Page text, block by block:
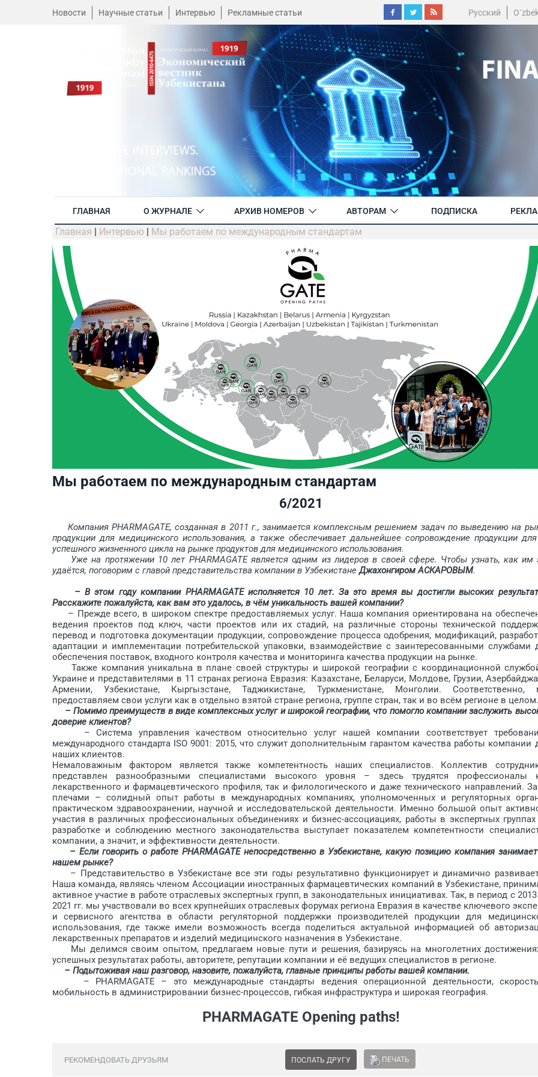
Новости Научные статьи Интервью Рекламные статьи Русский
ГЛАВНАЯ О ЖУРНАЛЕ АРХИВ НОМЕРОВ АВТОРАМ ПОДПИСКА
Главная | Интервью | Мы работаем по международным стандартам
Мы работаем по международным стандартам
6/2021
Компания PHARMAGATE, соз­данная в 2011 г., занимается комплексным решением задач по выведению на
продукции для медицинского использования, а также обеспечивает дальнейшее сопровождение продукции
успешного жизненного цикла на рынке продуктов для медицинского использования.
Уже на протяжении 10 лет PHARMAGATE является одним из лидеров в своей сфере. Чтобы узнать, как им
удаётся, пого­ворим с главой представитель­ства компании в Узбекистане­Джахонгиром АСКАРОВЫМ.
– В этом году компании PHARMAGATE исполняется 10 лет. За это время вы достигли высоких
Расскажите пожалуйста, как вам это удалось, в чём уникальность вашей компании?
– Прежде всего, в широком спект­ре предоставляемых услуг. Наша компания ориентирована на
ведения проектов под ключ, части проектов или их стадий, на различные стороны технической
перевод и подготовка документации продукции, сопровождение процесса одобрения, модификаций,
адаптации и имплементации потребительской упаковки, взаимодействие с заинтересованными службами
обеспечения поставок, входного конт­роля качества и мониторинга качества продукции на рынке.
Также компания уникальна в плане своей структуры и широкой географии с координационной
Украине и представителями в 11 странах региона Евразия: Казахстане, Беларуси, Молдове, Грузии,
Армении, Узбекистане, Кыргызстане, Таджикистане, Туркменистане, Монголии. Соответственно,
предоставляем свои услуги как в отдельно взятой стране региона, группе стран, так и во всём регионе в целом.
– Помимо преимуществ в виде комплексных услуг и широкой гео­графии, что помогло компании заслужить
доверие клиентов?
– Система управления качеством относительно услуг нашей компании соответствует
международного стандарта ISO 9001: 2015, что служит дополнительным гарантом качества работы компании
наших клиентов.
Немаловажным фактором является также компетентность наших специалистов. Коллектив
представлен разнообразными специалистами высокого уровня – здесь трудятся профессионалы
лекарственного и фармацевтического профиля, так и филологического и даже технического направлений.
плечами – солидный опыт работы в международных компаниях, уполномоченных и регуляторных
практическом здравоохранении, научной и исследовательской деятельности. Именно большой опыт
участия в различных профессиональных объединениях и бизнес-ассоциациях, работы в экспертных
разработке и соблюдению местного законодательства выступает показателем компетентности
компании, а значит, и эффективности деятельности.
– Если говорить о работе PHARMAGATE непосредственно в Узбекистане, какую позицию компания
нашем рынке?
– Представительство в Узбекистане все эти годы результативно функционирует и динамично
Наша команда, являясь членом Ассоциации иностранных фармацевтических компаний в Узбекистане,
активное участие в работе отраслевых экспертных групп, в законодательных инициативах. Так, в период с
2021 гг. мы участвовали во всех крупнейших отрас­левых форумах региона Евразия в качестве ключевого
и сервисного агентства в области регуляторной поддержки производителей продукции для
использования, где также имели возможность всегда поде­литься актуальной информацией об
лекарственных препаратов и изделий медицинского назначения в Узбе­кистане.
Мы делимся своим опытом, предлагаем новые пути и решения, базируясь на многолетних
успешных результатах работы, авторитете, репутации компании и её ведущих специалистов в регионе.
– Подытоживая наш разговор, назовите, пожалуйста, главные принципы работы вашей компании.
– PHARMAGATE – это международные стандарты ведения операционной деятельности,
мобильность в администрировании бизнес-процессов, гибкая инфраструктура и широкая география.
PHARMAGATE Opening paths!
РЕКОМЕНДОВАТЬ ДРУЗЬЯМ ПОСЛАТЬ ДРУГУ ПЕЧАТЬ